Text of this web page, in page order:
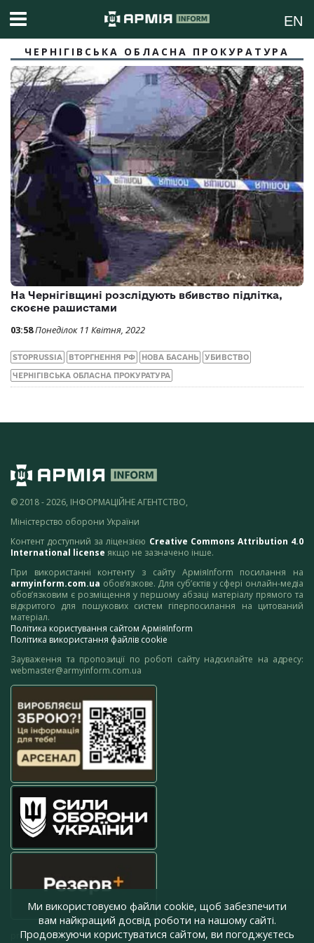
EN
ЧЕРНІГІВСЬКА ОБЛАСНА ПРОКУРАТУРА
На Чернігівщині розслідують вбивство підлітка,
скоєне рашистами
03:58Понеділок 11 Квітня, 2022
STOPRUSSIA ВТОРГНЕННЯ РФ НОВА БАСАНЬ УБИВСТВО
ЧЕРНІГІВСЬКА ОБЛАСНА ПРОКУРАТУРА
© 2018 - 2026, ІНФОРМАЦІЙНЕ АГЕНТСТВО,
Міністерство оборони України
Контент доступний за ліцензією Creative Commons Attribution 4.0
International license якщо не зазначено інше.
При використанні контенту з сайту АрміяInform посилання на
armyinform.com.ua обов’язкове. Для суб’єктів у сфері онлайн-медіа
обов’язковим є розміщення у першому абзаці матеріалу прямого та
відкритого для пошукових систем гіперпосилання на цитований
матеріал.
Політика користування сайтом АрміяInform
Політика використання файлів cookie
Зауваження та пропозиції по роботі сайту надсилайте на адресу:
webmaster@armyinform.com.ua
press@armyinform.com.ua
Ми використовуємо файли cookie, щоб забезпечити
вам найкращий досвід роботи на нашому сайті.
Продовжуючи користуватися сайтом, ви погоджуєтесь